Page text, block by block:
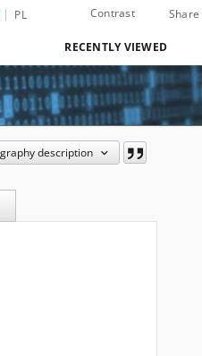
PL Contrast Share
RECENTLY VIEWED
description